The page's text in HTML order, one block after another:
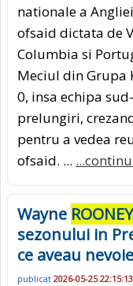
nationale a
ofsaid dictata de
Columbia si
Meciul din Grupa
0, insa echipa
prelungiri,
pentru a vedea
ofsaid. ...
Wayne ROONEY
sezonului in
ce aveau
publicat 2026-05-25 22:15:13